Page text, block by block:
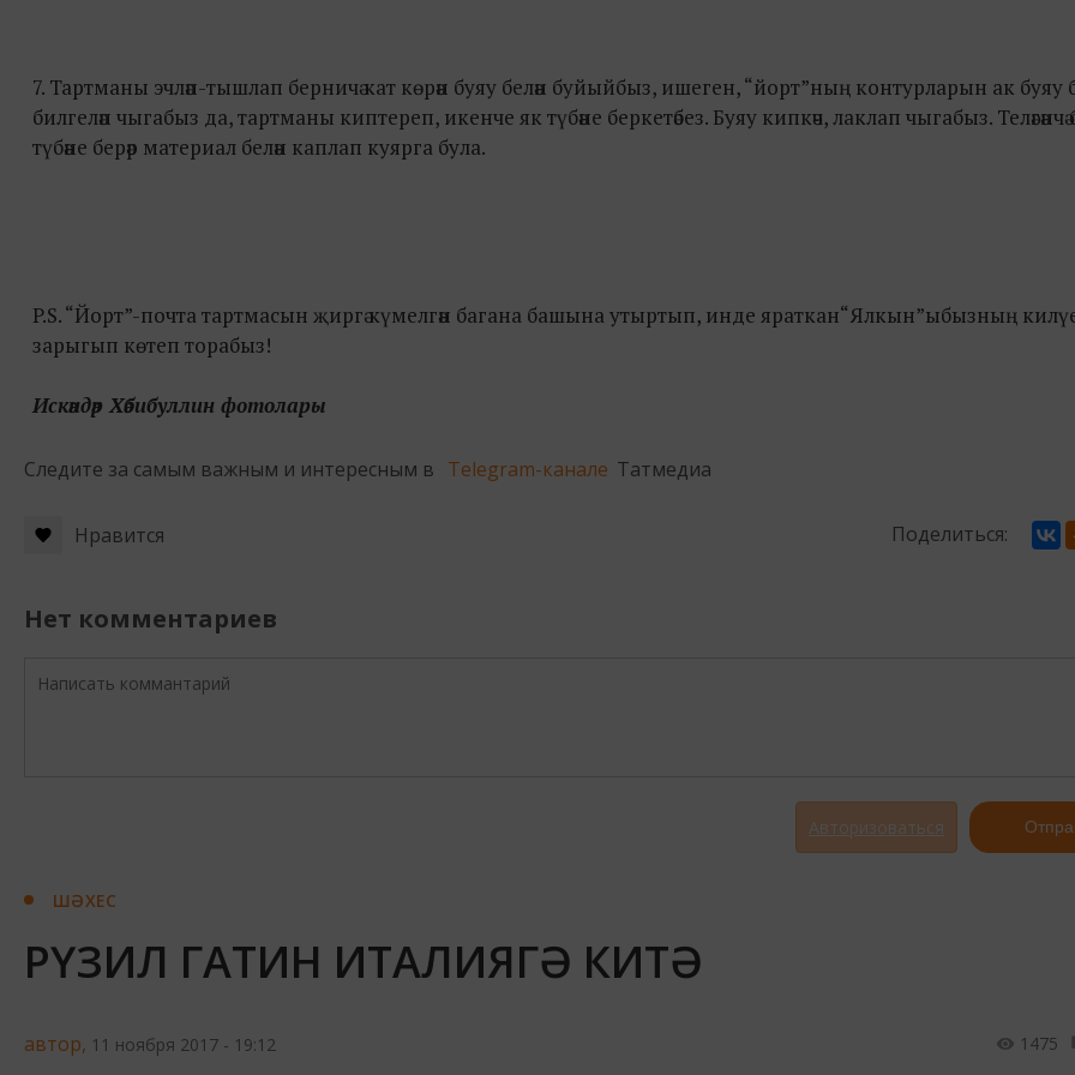
7. Тартманы эчләп-тышлап берничә кат көрән буяу белән буйыйбыз, ишеген, “йорт”ның контурларын ак буяу
билгеләп чыгабыз да, тартманы киптереп, икенче як түбәне беркетәбез. Буяу кипкәч, лаклап чыгабыз. Теләгәнчә
түбәне берәр материал белән каплап куярга була.
P.S. “Йорт”-почта тартмасын җиргә күмелгән багана башына утыртып, инде яраткан“Ялкын”ыбызның
зарыгып көтеп торабыз!
Искәндәр Хәбибуллин фотолары
Следите за самым важным и интересным в Telegram-канале Татмедиа
Нравится Поделиться:
Нет комментариев
Авторизоваться
ШӘХЕС
РҮЗИЛ ГАТИН ИТАЛИЯГӘ КИТӘ
автор, 11 ноября 2017 - 19:12 1475